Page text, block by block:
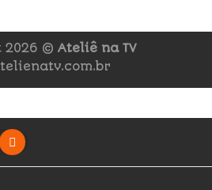
2026 © Ateliê na TV